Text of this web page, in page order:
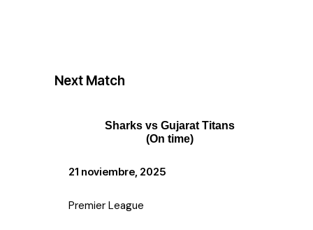
Next Match
Sharks vs Gujarat Titans
(On time)
21 noviembre, 2025
Premier League